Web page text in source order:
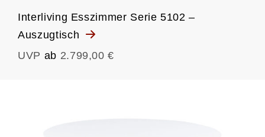
Interliving Esszimmer Serie 5102 –
Auszugtisch
UVP ab 2.799,00 €